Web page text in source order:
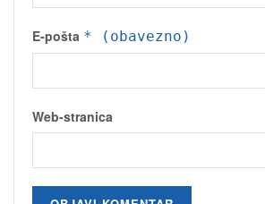
E-pošta * (obavezno)
Web-stranica